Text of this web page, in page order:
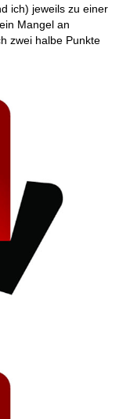
ich) jeweils zu einer
Mangel an
zwei halbe Punkte